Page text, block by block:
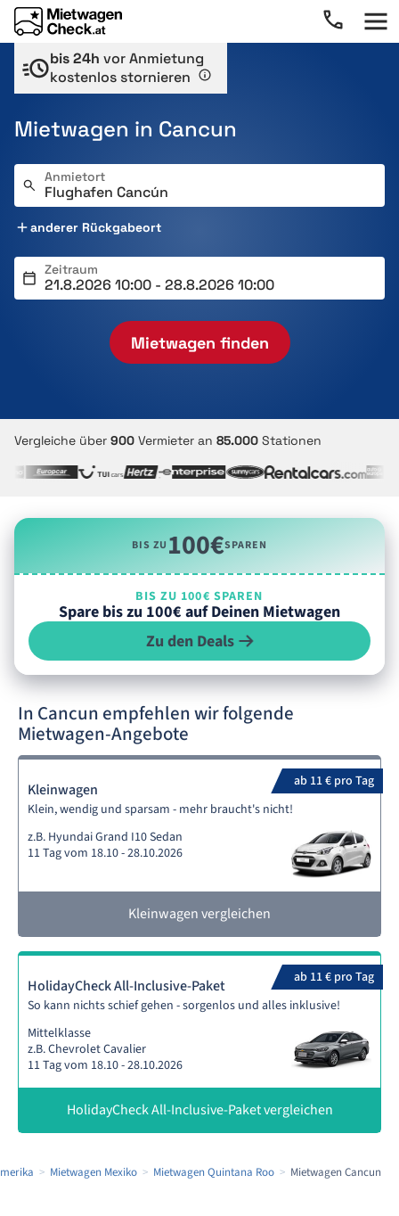
bis 24h vor Anmietung
kostenlos stornieren
Mietwagen in Cancun
Anmietort
anderer Rückgabeort
Zeitraum
Mietwagen finden
Vergleiche über 900 Vermieter an 85.000 Stationen
BIS ZU100€SPAREN
BIS ZU 100€ SPAREN
Spare bis zu 100€ auf Deinen Mietwagen
Zu den Deals
In Cancun empfehlen wir folgende
Mietwagen-Angebote
ab 11 € pro Tag
Kleinwagen
Klein, wendig und sparsam - mehr braucht's nicht!
z.B. Hyundai Grand I10 Sedan
11 Tag vom 18.10 - 28.10.2026
Kleinwagen vergleichen
ab 11 € pro Tag
HolidayCheck All-Inclusive-Paket
So kann nichts schief gehen - sorgenlos und alles inklusive!
Mittelklasse
z.B. Chevrolet Cavalier
11 Tag vom 18.10 - 28.10.2026
HolidayCheck All-Inclusive-Paket vergleichen
Mietwagen Mexiko Mietwagen Quintana Roo Mietwagen Cancun